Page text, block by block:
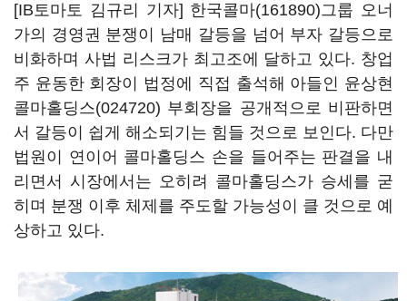
[IB토마토 김규리 기자] 한국콜마(161890)그룹 오너
가의 경영권 분쟁이 남매 갈등을 넘어 부자 갈등으로
비화하며 사법 리스크가 최고조에 달하고 있다. 창업
주 윤동한 회장이 법정에 직접 출석해 아들인 윤상현
콜마홀딩스(024720) 부회장을 공개적으로 비판하면
서 갈등이 쉽게 해소되기는 힘들 것으로 보인다. 다만
법원이 연이어 콜마홀딩스 손을 들어주는 판결을 내
리면서 시장에서는 오히려 콜마홀딩스가 승세를 굳
히며 분쟁 이후 체제를 주도할 가능성이 클 것으로 예
상하고 있다.